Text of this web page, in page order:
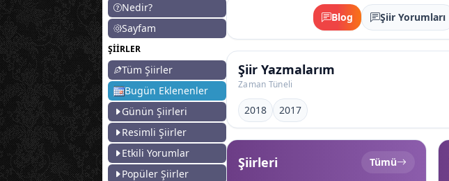
Nedir?
Sayfam
ŞİİRLER
Tüm Şiirler
Bugün Eklenenler
Günün Şiirleri
Resimli Şiirler
Etkili Yorumlar
Popüler Şiirler
Blog Şiir Yorumları
Şiir Yazmalarım
Zaman Tüneli
2018 2017
Şiirleri Tümü